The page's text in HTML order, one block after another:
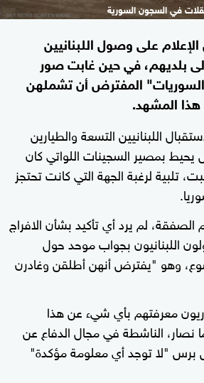
في السجون السورية
على وصول اللبنانيين
إلى بلديهم، في حين غابت صور
المفترض أن تشملهن
المشهد.
اللبنانيين التسعة والطيارين
يحيط بمصير السجينات اللواتي كان
تلبية لرغبة الجهة التي كانت تحتجز
لم يرد أي تأكيد بشأن الافراج
اللبنانيون بجواب موحد حول
وهو "يفترض أنهن أطلقن وغادرن
معرفتهم بأي شيء عن هذا
نصار، الناشطة في مجال الدفاع عن
برس "لا توجد أي معلومة مؤكدة"